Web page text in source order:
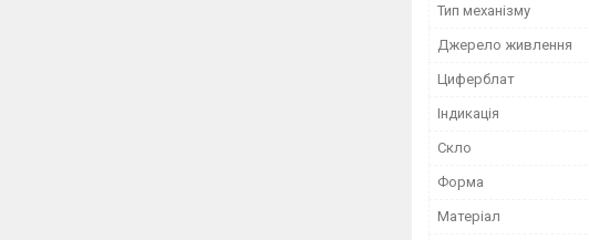
Тип механізму
Джерело живлення
Циферблат
Індикація
Скло
Форма
Матеріал